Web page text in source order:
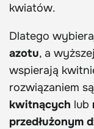
kwiatów.
Dlatego
azotu, a
wspierają
rozwiązaniem są
kwitnących lub
przedłużonym